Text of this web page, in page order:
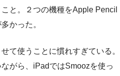
こと。２つの機種をApple Pencil
かった。
て使うことに慣れすぎている。
がら、iPadではSmoozを使っ